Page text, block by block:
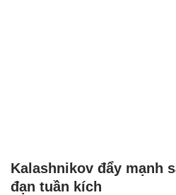
Kalashnikov đẩy mạnh
đạn tuần kích